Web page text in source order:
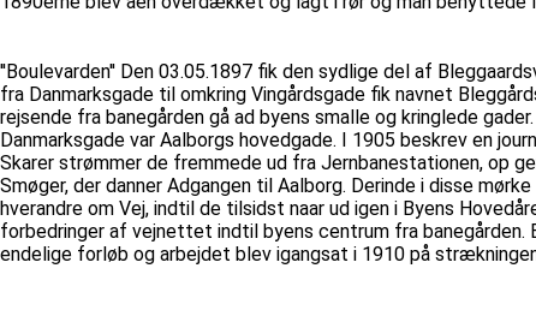
''Boulevarden'' Den 03.05.1897 fik den sydlige del af
fra Danmarksgade til omkring Vingårdsgade fik navnet
rejsende fra banegården gå ad byens smalle og kringlede
Danmarksgade var Aalborgs hovedgade. I 1905 beskrev en
Skarer strømmer de fremmede ud fra Jernbanestationen, op
Smøger, der danner Adgangen til Aalborg. Derinde i disse
hverandre om Vej, indtil de tilsidst naar ud igen i Byens
forbedringer af vejnettet indtil byens centrum fra banegården.
endelige forløb og arbejdet blev igangsat i 1910 på